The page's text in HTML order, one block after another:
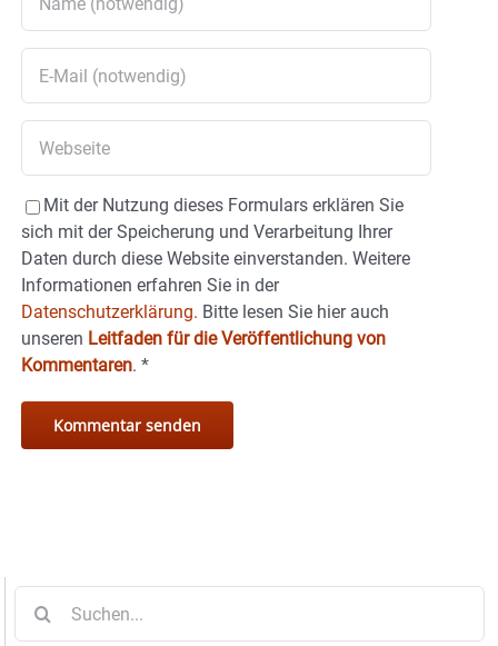
Mit der Nutzung dieses Formulars erklären Sie
sich mit der Speicherung und Verarbeitung Ihrer
Daten durch diese Website einverstanden. Weitere
Informationen erfahren Sie in der
Datenschutzerklärung. Bitte lesen Sie hier auch
unseren Leitfaden für die Veröffentlichung von
Kommentaren. *
nach: